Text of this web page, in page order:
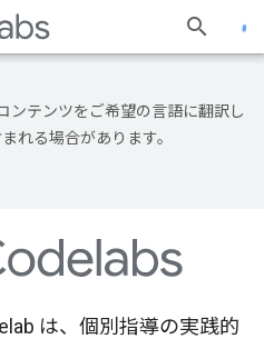
ンテンツをご希望の言語に翻訳し
れる場合があります。
は、個別指導の実践的